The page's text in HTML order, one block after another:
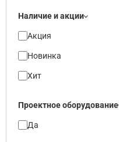
Наличие и акции
Акция
Новинка
Хит
Проектное оборудование
Да